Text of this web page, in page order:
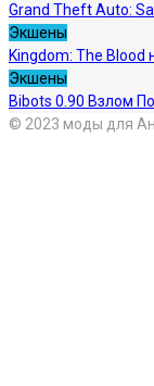
Grand Theft Auto:
Экшены
Kingdom: The
Экшены
Bibots 0.90 Взлом
© 2023 моды для